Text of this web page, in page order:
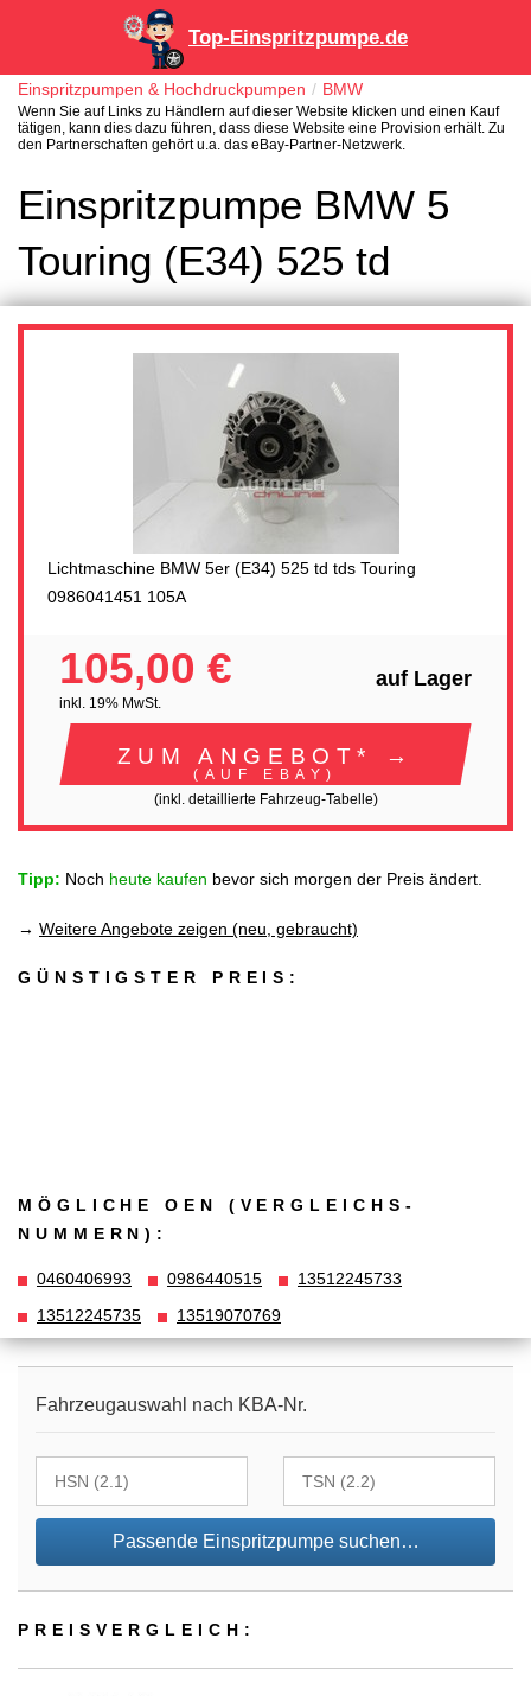
Top-Einspritzpumpe.de
Einspritzpumpen & Hochdruckpumpen BMW
Wenn Sie auf Links zu Händlern auf dieser Website klicken und einen Kauf
tätigen, kann dies dazu führen, dass diese Website eine Provision erhält. Zu
den Partnerschaften gehört u.a. das eBay-Partner-Netzwerk.
Einspritzpumpe BMW 5
Touring (E34) 525 td
Lichtmaschine BMW 5er (E34) 525 td tds Touring
0986041451 105A
105,00 €
inkl. 19% MwSt.
auf Lager
ZUM ANGEBOT* →
(AUF EBAY)
(inkl. detaillierte Fahrzeug-Tabelle)
Tipp: Noch heute kaufen bevor sich morgen der Preis ändert.
→ Weitere Angebote zeigen (neu, gebraucht)
GÜNSTIGSTER PREIS:
MÖGLICHE OEN (VERGLEICHS­
NUMMERN):
0460406993 0986440515
13512245733
13512245735
13519070769
Fahrzeugauswahl nach KBA-Nr.
Passende Einspritzpumpe suchen…
PREIS­VER­GLEICH: